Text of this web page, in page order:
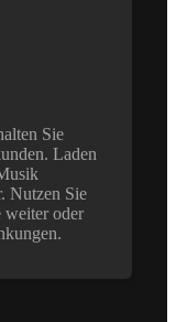
Sie
Laden
Nutzen Sie
weiter oder